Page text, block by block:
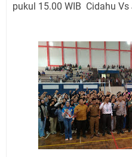
pukul 15.00 WIB Cidahu Vs